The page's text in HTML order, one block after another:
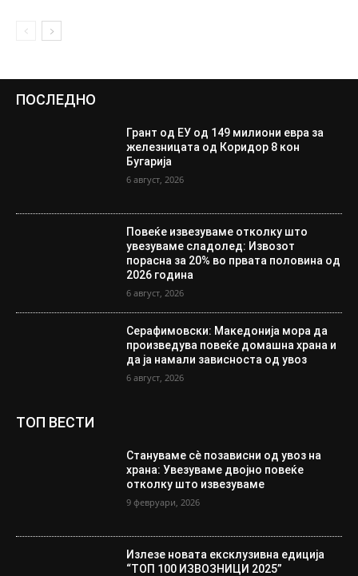
ПОСЛЕДНО
Грант од ЕУ од 149 милиони евра за
железницата од Коридор 8 кон
Бугарија
6 август, 2026
Повеќе извезуваме отколку што
увезуваме сладолед: Извозот
порасна за 20% во првата половина од
2026 година
6 август, 2026
Серафимовски: Македонија мора да
произведува повеќе домашна храна и
да ја намали зависноста од увоз
6 август, 2026
ТОП ВЕСТИ
Стануваме сè позависни од увоз на
храна: Увезуваме двојно повеќе
отколку што извезуваме
9 февруари, 2026
Излезе новата ексклузивна едиција
“ТОП 100 ИЗВОЗНИЦИ 2025”